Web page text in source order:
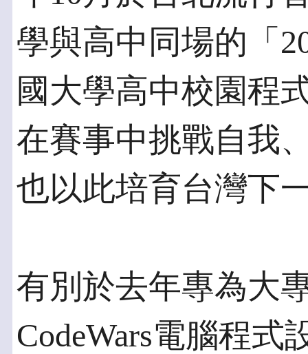
學與高中同場的「
國大學高中校園程
在賽事中挑戰自我
也以此培育台灣下
有別於去年專為大
CodeWars電腦程